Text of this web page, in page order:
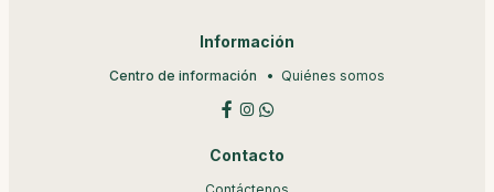
Información
Centro de información Quiénes somos
Contacto
Contáctenos